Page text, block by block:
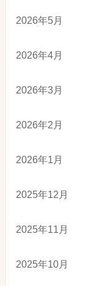
2026年5月
2026年4月
2026年3月
2026年2月
2026年1月
2025年12月
2025年11月
2025年10月